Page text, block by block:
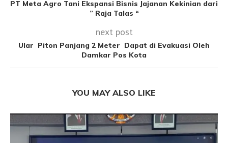
PT Meta Agro Tani Ekspansi Bisnis Jajanan Kekinian dari
” Raja Talas “
next post
Ular Piton Panjang 2 Meter Dapat di Evakuasi Oleh
Damkar Pos Kota
YOU MAY ALSO LIKE